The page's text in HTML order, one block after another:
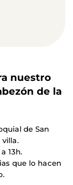
nuestro
de la
de San
13h.
que lo hacen